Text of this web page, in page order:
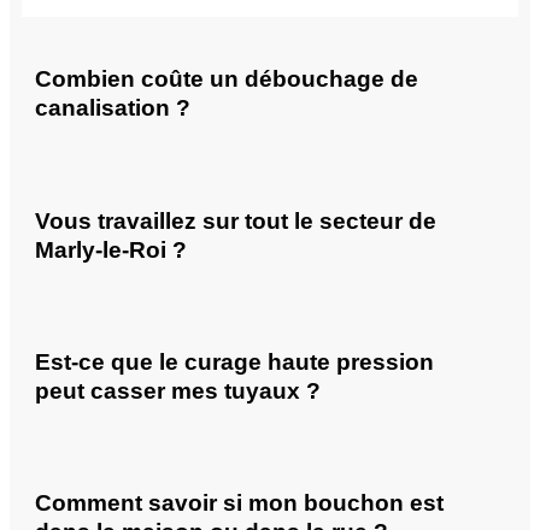
Combien coûte un débouchage de
canalisation ?
Vous travaillez sur tout le secteur de
Marly-le-Roi ?
Est-ce que le curage haute pression
peut casser mes tuyaux ?
Comment savoir si mon bouchon est